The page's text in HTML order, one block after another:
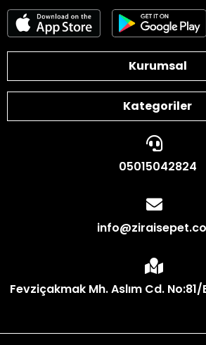
Kurumsal
Kategoriler
05015042824
Fevziçakmak Mh. Aslım Cd.